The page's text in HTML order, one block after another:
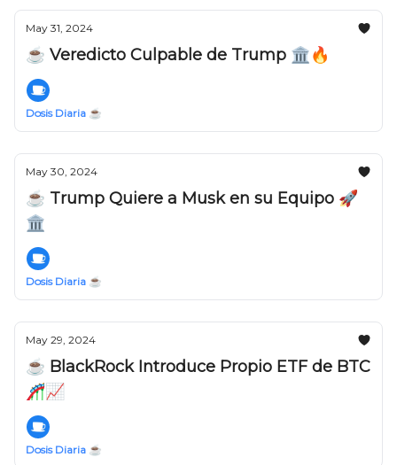
May 31, 2024
☕️ Veredicto Culpable de Trump 🏛️🔥
Dosis Diaria ☕️
May 30, 2024
☕️ Trump Quiere a Musk en su Equipo 🚀
🏛️
Dosis Diaria ☕️
May 29, 2024
☕️ BlackRock Introduce Propio ETF de BTC
🎢📈
Dosis Diaria ☕️